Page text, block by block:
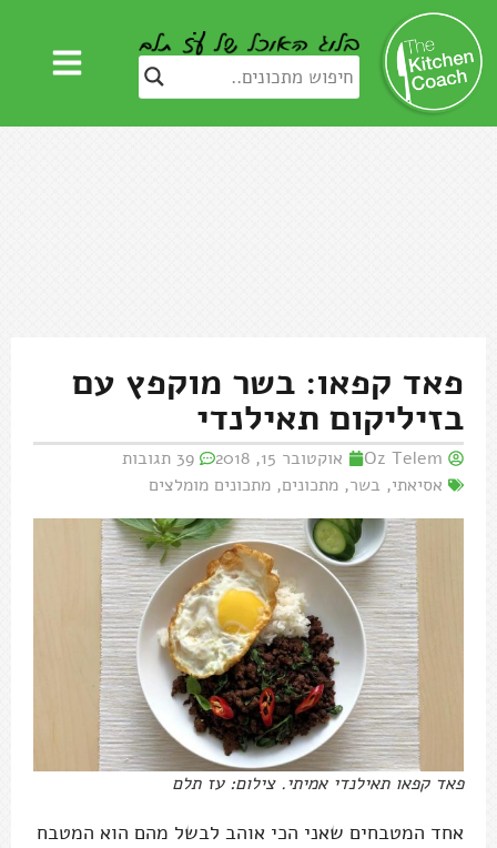
פאד קפאו: בשר מוקפץ עם
בזיליקום תאילנדי
Oz Telem אוקטובר 15, 2018
39 תגובות
אסיאתי, בשר, מתכונים, מתכונים מומלצים
פאד קפאו תאילנדי אמיתי. צילום: עז תלם
אחד המטבחים שאני הכי אוהב לבשל מהם הוא המטבח